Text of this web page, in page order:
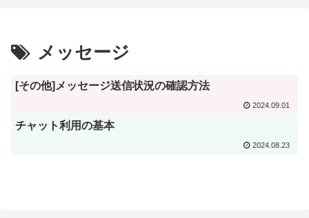
メッセージ
[その他]メッセージ送信状況の確認方法
2024.09.01
チャット利用の基本
2024.08.23